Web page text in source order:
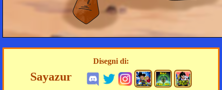
Disegni di:
Sayazur